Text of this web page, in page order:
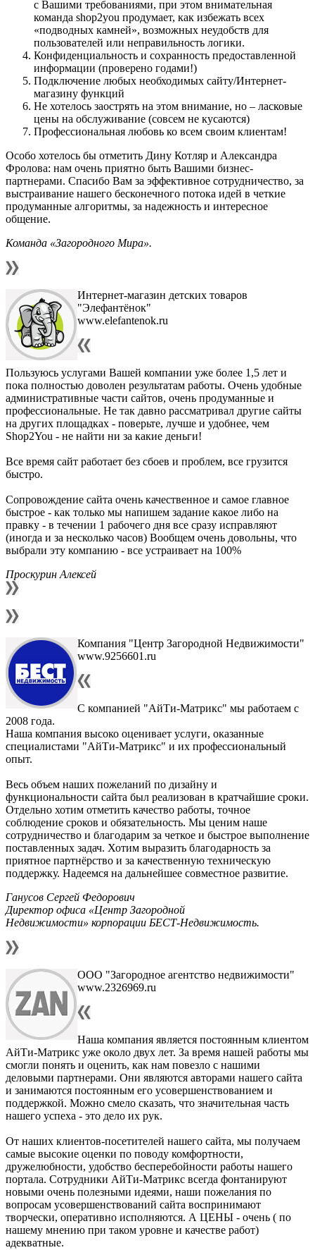
с Вашими требованиями, при этом внимательная
команда shop2you продумает, как избежать всех
«подводных камней», возможных неудобств для
пользователей или неправильность логики.
Конфиденциальность и сохранность предоставленной
информации (проверено годами!)
Подключение любых необходимых сайту/Интернет-
магазину функций
Не хотелось заострять на этом внимание, но – ласковые
цены на обслуживание (совсем не кусаются)
Профессиональная любовь ко всем своим клиентам!
Особо хотелось бы отметить Дину Котляр и Александра
Фролова: нам очень приятно быть Вашими бизнес-
партнерами. Спасибо Вам за эффективное сотрудничество, за
выстраивание нашего бесконечного потока идей в четкие
продуманные алгоритмы, за надежность и интересное
общение.
Команда «Загородного Мира».
Интернет-магазин детских товаров
"Элефантёнок"
www.elefantenok.ru
Пользуюсь услугами Вашей компании уже более 1,5 лет и
пока полностью доволен результатам работы. Очень удобные
административные части сайтов, очень продуманные и
профессиональные. Не так давно рассматривал другие сайты
на других площадках - поверьте, лучше и удобнее, чем
Shop2You - не найти ни за какие деньги!
Все время сайт работает без сбоев и проблем, все грузится
быстро.
Сопровождение сайта очень качественное и самое главное
быстрое - как только мы напишем задание какое либо на
правку - в течении 1 рабочего дня все сразу исправляют
(иногда и за несколько часов) Вообщем очень довольны, что
выбрали эту компанию - все устраивает на 100%
Проскурин Алексей
Компания "Центр Загородной Недвижимости"
www.9256601.ru
С компанией "АйТи-Матрикс" мы работаем с
2008 года.
Наша компания высоко оценивает услуги, оказанные
специалистами "АйТи-Матрикс" и их профессиональный
опыт.
Весь объем наших пожеланий по дизайну и
функциональности сайта был реализован в кратчайшие сроки.
Отдельно хотим отметить качество работы, точное
соблюдение сроков и обязательность. Мы ценим наше
сотрудничество и благодарим за четкое и быстрое выполнение
поставленных задач. Хотим выразить благодарность за
приятное партнёрство и за качественную техническую
поддержку. Надеемся на дальнейшее совместное развитие.
Ганусов Сергей Федорович
Директор офиса «Центр Загородной
Недвижимости» корпорации БЕСТ-Недвижимость.
ООО "Загородное агентство недвижимости"
www.2326969.ru
Наша компания является постоянным клиентом
АйТи-Матрикс уже около двух лет. За время нашей работы мы
смогли понять и оценить, как нам повезло с нашими
деловыми партнерами. Они являются авторами нашего сайта
и занимаются постоянным его усовершенствованием и
поддержкой. Можно смело сказать, что значительная часть
нашего успеха - это дело их рук.
От наших клиентов-посетителей нашего сайта, мы получаем
самые высокие оценки по поводу комфортности,
дружелюбности, удобство бесперебойности работы нашего
портала. Сотрудники АйТи-Матрикс всегда фонтанируют
новыми очень полезными идеями, наши пожелания по
вопросам усовершенствований сайта воспринимают
творчески, оперативно исполняются. А ЦЕНЫ - очень ( по
нашему мнению при таком уровне и качестве работ)
адекватные.